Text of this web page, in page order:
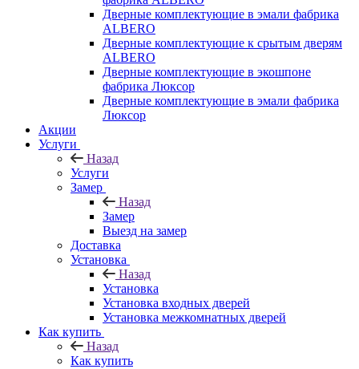
Дверные комплектующие в эмали фабрика
ALBERO
Дверные комплектующие к срытым дверям
ALBERO
Дверные комплектующие в экошпоне
фабрика Люксор
Дверные комплектующие в эмали фабрика
Люксор
Акции
Услуги
Назад
Услуги
Замер
Назад
Замер
Выезд на замер
Доставка
Установка
Назад
Установка
Установка входных дверей
Установка межкомнатных дверей
Как купить
Назад
Как купить